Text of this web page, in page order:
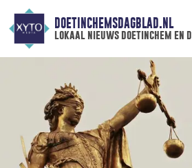
DOETINCHEMSDAGBLAD.NL
lokaal nieuws doetinchem en